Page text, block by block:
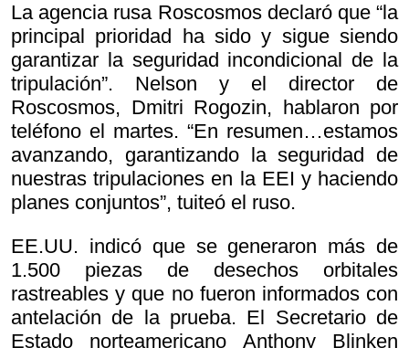
La agencia rusa Roscosmos declaró que “la
principal prioridad ha sido y sigue siendo
garantizar la seguridad incondicional de la
tripulación”. Nelson y el director de
Roscosmos, Dmitri Rogozin, hablaron por
teléfono el martes. “En resumen…estamos
avanzando, garantizando la seguridad de
nuestras tripulaciones en la EEI y haciendo
planes conjuntos”, tuiteó el ruso.
EE.UU. indicó que se generaron más de
1.500 piezas de desechos orbitales
rastreables y que no fueron informados con
antelación de la prueba. El Secretario de
Estado norteamericano Anthony Blinken